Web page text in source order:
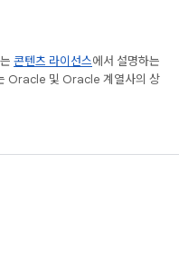
콘텐츠 라이선스에서 설명하는
Oracle 및 Oracle 계열사의 상